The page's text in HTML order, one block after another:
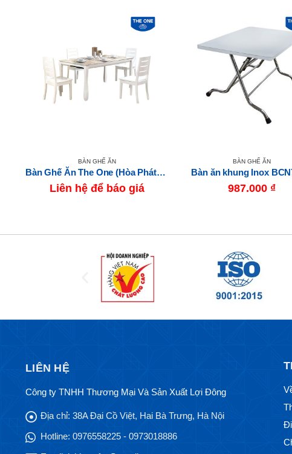
BÀN GHẾ ĂN
Bàn Ghế Ăn The One (Hòa Phát) HGB60-HGG60
Liên hệ để báo giá
BÀN GHẾ ĂN
Bàn ăn khung Inox
987.000 ₫
LIÊN HỆ
Công ty TNHH Thương Mại Và Sản Xuất Lợi Đông
Địa chỉ: 38A Đại Cồ Việt, Hai Bà Trưng, Hà Nội
Hotline: 0976558225 - 0973018886